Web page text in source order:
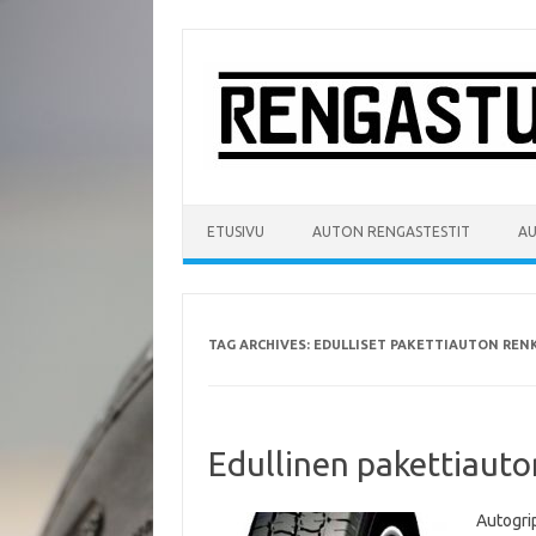
content
ETUSIVU AUTON RENGASTESTIT
TAG ARCHIVES: EDULLISET PAKETTIAUTON
Edullinen